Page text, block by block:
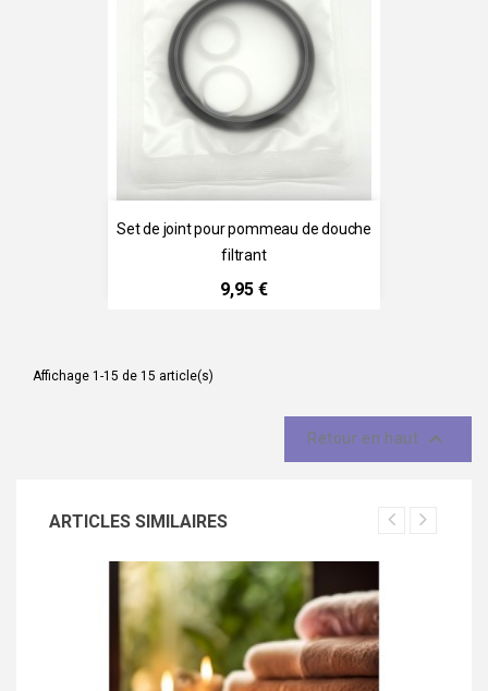
Set de joint pour pommeau de douche
filtrant
Prix
9,95 €
Affichage 1-15 de 15 article(s)
Retour en haut 
ARTICLES SIMILAIRES